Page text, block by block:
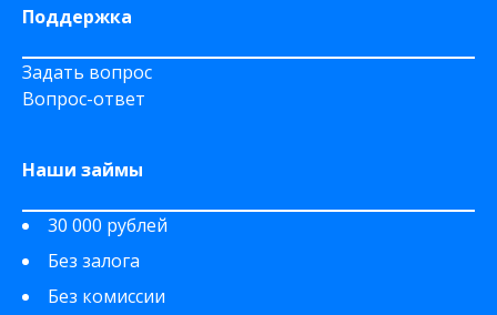
Поддержка
Задать вопрос
Вопрос-ответ
Наши займы
30 000 рублей
Без залога
Без комиссии